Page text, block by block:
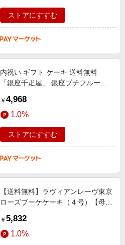
ストアにすすむ
内祝い ギフト ケーキ 送料無料
「銀座千疋屋」 銀座プチフルーツ
お返し 御返し スイーツ フルーツケ
ー
￥ 4,968
1.0%
ストアにすすむ
【送料無料】ラヴィアンレーヴ東京
ローズブーケケーキ（４号）【母の
￥ 5,832
1.0%